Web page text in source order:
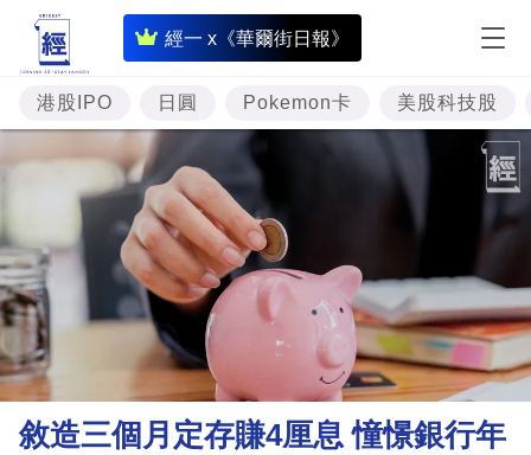
經一 x《華爾街日報》
即
時
財
經
專
題
投
資
樓
市
理
財
港股IPO 日圓 Pokemon卡 美股科技股
敘造三個月定存賺4厘息 憧憬銀行年